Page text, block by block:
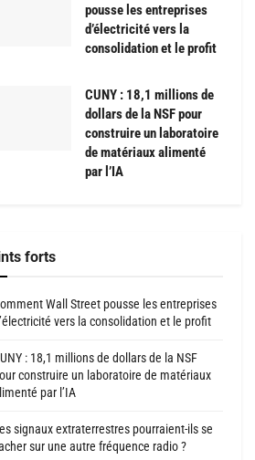
pousse les entreprises
d’électricité vers la
consolidation et le profit
CUNY : 18,1 millions de
dollars de la NSF pour
construire un laboratoire
de matériaux alimenté
par l’IA
forts
Wall Street pousse les entreprises
vers la consolidation et le profit
: 18,1 millions de dollars de la NSF
construire un laboratoire de matériaux
par l’IA
signaux extraterrestres pourraient-ils se
sur une autre fréquence radio ?